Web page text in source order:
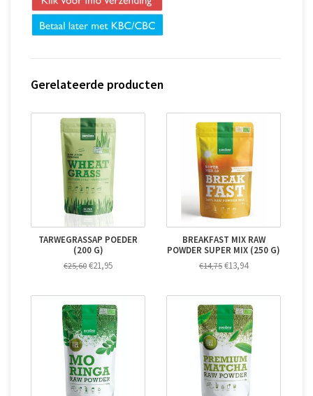
Gerelateerde producten
TARWEGRASSAP POEDER
(200 G)
€25,60 €21,95
BREAKFAST MIX RAW
POWDER SUPER MIX (250 G)
€14,75 €13,94